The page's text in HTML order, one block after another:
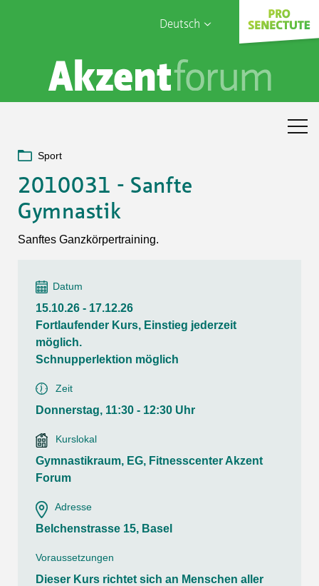
Deutsch
English
Français
Sophia Care
Sport
2010031 - Sanfte
Gymnastik
Sanftes Ganzkörpertraining.
Datum
15.10.26 - 17.12.26
Fortlaufender Kurs, Einstieg jederzeit
möglich.
Schnupperlektion möglich
Zeit
Donnerstag, 11:30 - 12:30 Uhr
Kurslokal
Gymnastikraum, EG, Fitnesscenter Akzent
Forum
Adresse
Belchenstrasse 15, Basel
Voraussetzungen
Dieser Kurs richtet sich an Menschen aller